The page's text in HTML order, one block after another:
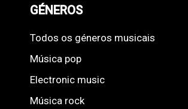
GÉNEROS
Todos os géneros musicais
Música pop
Electronic music
Música rock